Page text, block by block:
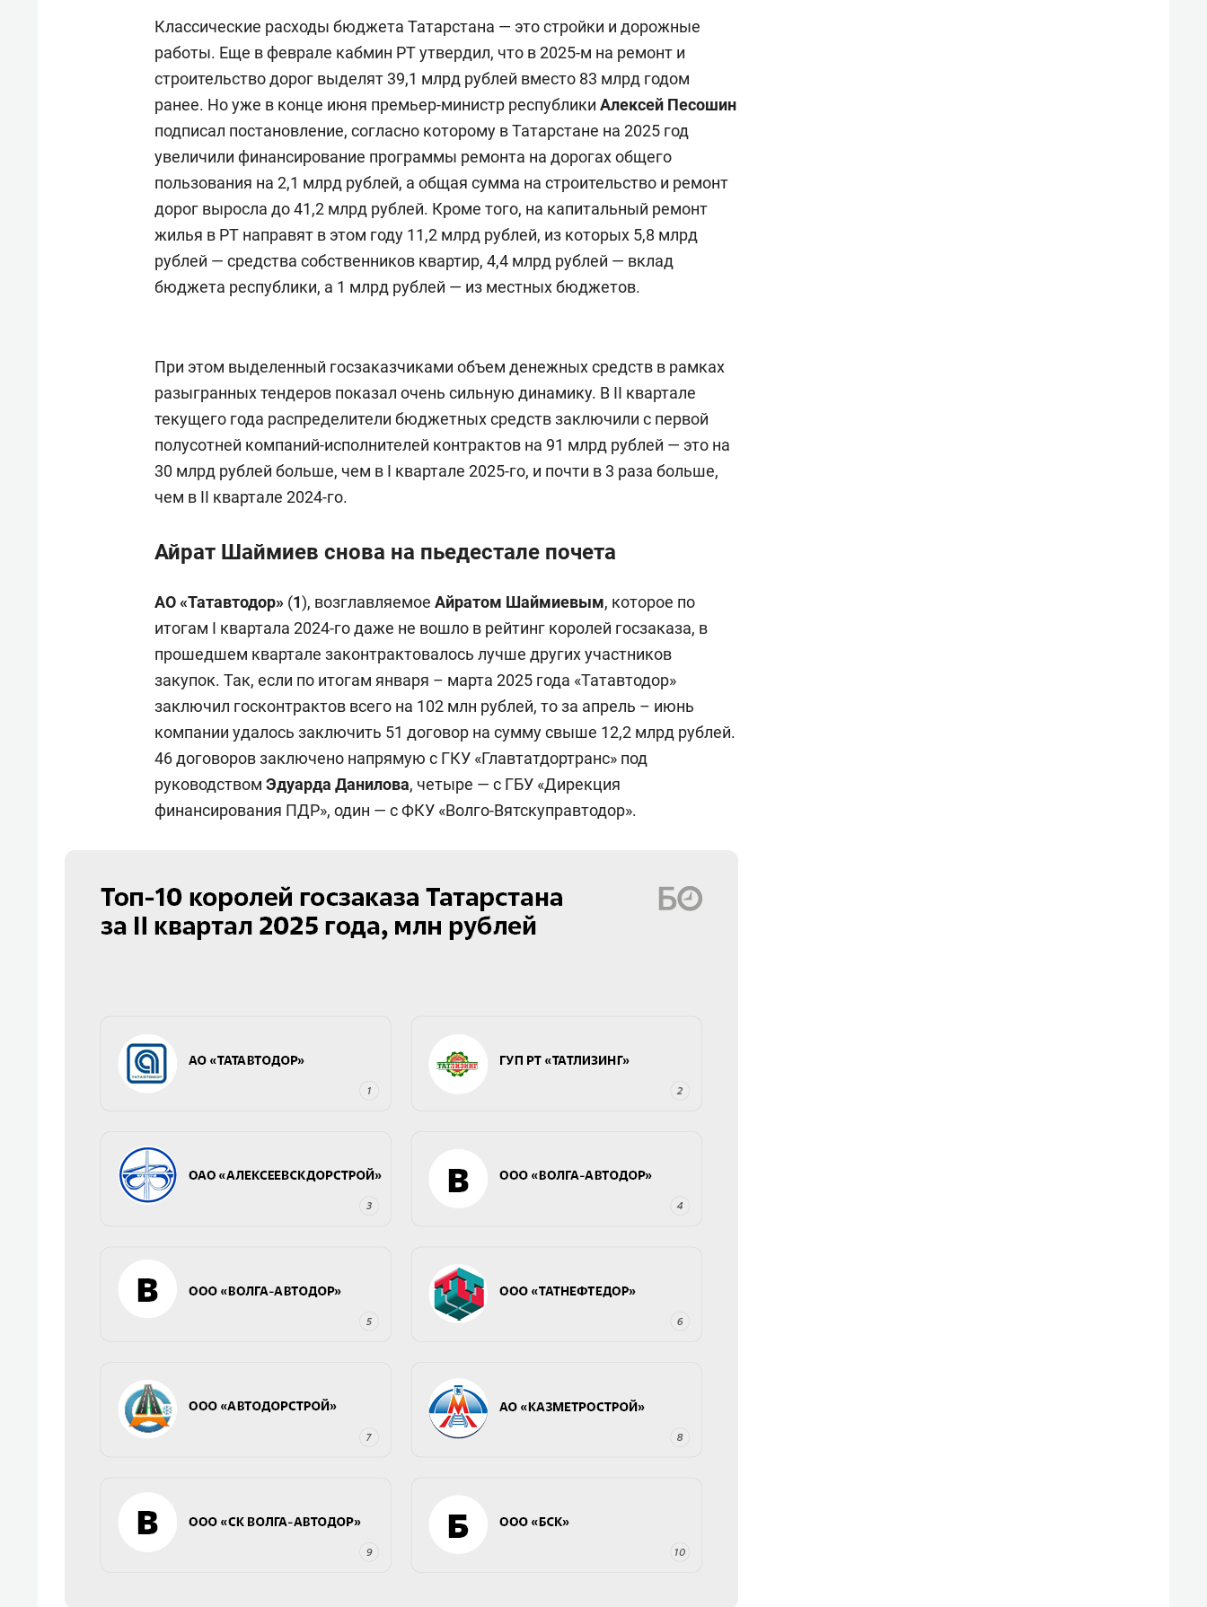
Классические расходы бюджета Татарстана — это стройки и дорожные
работы. Еще в феврале кабмин РТ утвердил, что в 2025-м на ремонт и
строительство дорог выделят 39,1 млрд рублей вместо 83 млрд годом
ранее. Но уже в конце июня премьер-министр республики Алексей Песошин
подписал постановление, согласно которому в Татарстане на 2025 год
увеличили финансирование программы ремонта на дорогах общего
пользования на 2,1 млрд рублей, а общая сумма на строительство и ремонт
дорог выросла до 41,2 млрд рублей. Кроме того, на капитальный ремонт
жилья в РТ направят в этом году 11,2 млрд рублей, из которых 5,8 млрд
рублей — средства собственников квартир, 4,4 млрд рублей — вклад
бюджета республики, а 1 млрд рублей — из местных бюджетов.
При этом выделенный госзаказчиками объем денежных средств в рамках
разыгранных тендеров показал очень сильную динамику. В II квартале
текущего года распределители бюджетных средств заключили с первой
полусотней компаний-исполнителей контрактов на 91 млрд рублей — это на
30 млрд рублей больше, чем в I квартале 2025-го, и почти в 3 раза больше,
чем в II квартале 2024-го.
Айрат Шаймиев снова на пьедестале почета
АО «Татавтодор» (1), возглавляемое Айратом Шаймиевым, которое по
итогам I квартала 2024-го даже не вошло в рейтинг королей госзаказа, в
прошедшем квартале законтрактовалось лучше других участников
закупок. Так, если по итогам января – марта 2025 года «Татавтодор»
заключил госконтрактов всего на 102 млн рублей, то за апрель – июнь
компании удалось заключить 51 договор на сумму свыше 12,2 млрд рублей.
46 договоров заключено напрямую с ГКУ «Главтатдортранс» под
руководством Эдуарда Данилова, четыре — с ГБУ «Дирекция
финансирования ПДР», один — с ФКУ «Волго-Вятскуправтодор».